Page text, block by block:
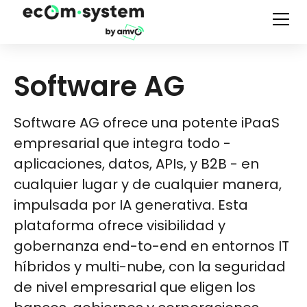
Software AG
Software AG ofrece una potente iPaaS
empresarial que integra todo -
aplicaciones, datos, APIs, y B2B - en
cualquier lugar y de cualquier manera,
impulsada por IA generativa. Esta
plataforma ofrece visibilidad y
gobernanza end-to-end en entornos IT
híbridos y multi-nube, con la seguridad
de nivel empresarial que eligen los